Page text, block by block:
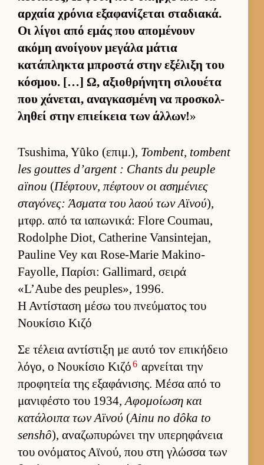
αρ­χαία χρόνια εξαφανίζεται σταδια­κά.
Οι λίγοι από εμάς που απομένουν
ακόμη ανοί­γουν μεγάλα μάτια
κατάπληκτα μπροστά στην εξέλιξη του
κόσμου. […] Ω, αξιο­θρήνητη σιλου­έτα
που χάνεται, αναγκασμένη να προσκολ­
ληθεί στην επιεί­κεια των άλ­λων!»
Tsushima, Yûko (επιμ.), Tombent, tombent
les gouttes d’argent : Chants du peuple
aïnou (Πέφτουν, πέφτουν οι ασημένιες
σταγόνες: Άσματα του λαού των Αϊνού),
μτ­φρ. από τα ια­πωνικά: Flore Coumau,
Rodolphe Diot, Catherine Vansintejan,
Pauline Vey και Rose-Marie Makino-
Fayolle, Παρίσι: Gallimard, σειρά
«L’Aube des peuples», 1996.
Η Αντίσταση μέσω του πνεύματος του
Νουκίσιο Κιζό
Σε τέλεια αντίστιξη με αυτό τον επικήδειο
λόγο, ο Νου­κίσιο Κιζό6 αρ­νεί­ται την
προφητεία της εξαφάνισης. Μέσα από το
μανιφέστο του 1934,Αφομοί­ωση και
κατάλοιπα των Αϊνού (Ainu no dôka to
senshô), αναζωπυρώνει την υπερηφάνεια
του ονόματος Αϊνού, που στη γλώσσα των